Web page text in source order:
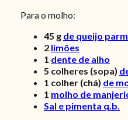
Para o molho:
45 g de queijo
2 limões
1 dente de alho
5 colheres (sopa)
1 colher (chá) de
1 molho de
Sal e pimenta q.b.